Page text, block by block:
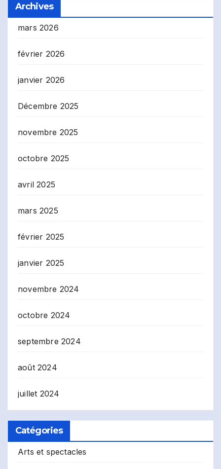
Archives
mars 2026
février 2026
janvier 2026
Décembre 2025
novembre 2025
octobre 2025
avril 2025
mars 2025
février 2025
janvier 2025
novembre 2024
octobre 2024
septembre 2024
août 2024
juillet 2024
Catégories
Arts et spectacles